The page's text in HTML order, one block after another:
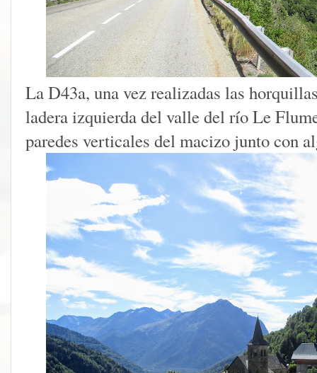
La D43a, una vez realizadas las
ladera izquierda del valle del río Le
paredes verticales del macizo junto con